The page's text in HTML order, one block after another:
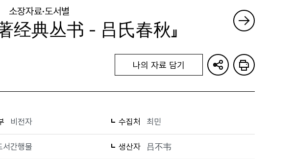
소장자료·도서별
经典丛书 - 吕氏春秋』
나의 자료 담기
비전자 수집처 최민
서간행물 생산자 吕不韦